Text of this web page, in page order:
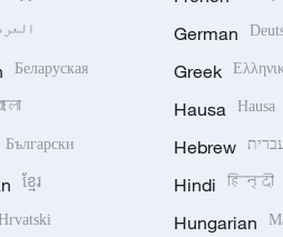
Беларуская
Български
ខ្មែរ
German
Greek
Hausa Hausa
Hebrew
Hindi हिन्दी
Hungarian